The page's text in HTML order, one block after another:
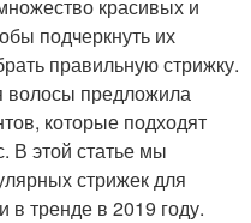
красивых и
подчеркнуть их
правильную стрижку.
волосы предложила
которые подходят
В этой статье мы
стрижек для
тренде в 2019 году.